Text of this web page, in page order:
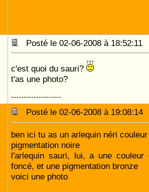
Posté le 02-06-2008 à
c'est quoi du sauri?
t'as une photo?
--------------------
Posté le 02-06-2008 à
ben ici tu as un arlequin néri
pigmentation noire
l'arlequin sauri, lui, a une couleur
foncé, et une pigmentation bronze
voici une photo